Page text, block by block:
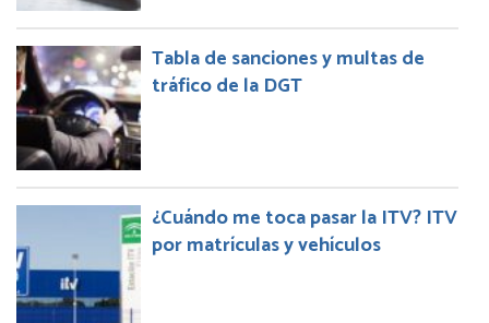
Tabla de sanciones y multas de
tráfico de la DGT
¿Cuándo me toca pasar la ITV? ITV
por matrículas y vehículos